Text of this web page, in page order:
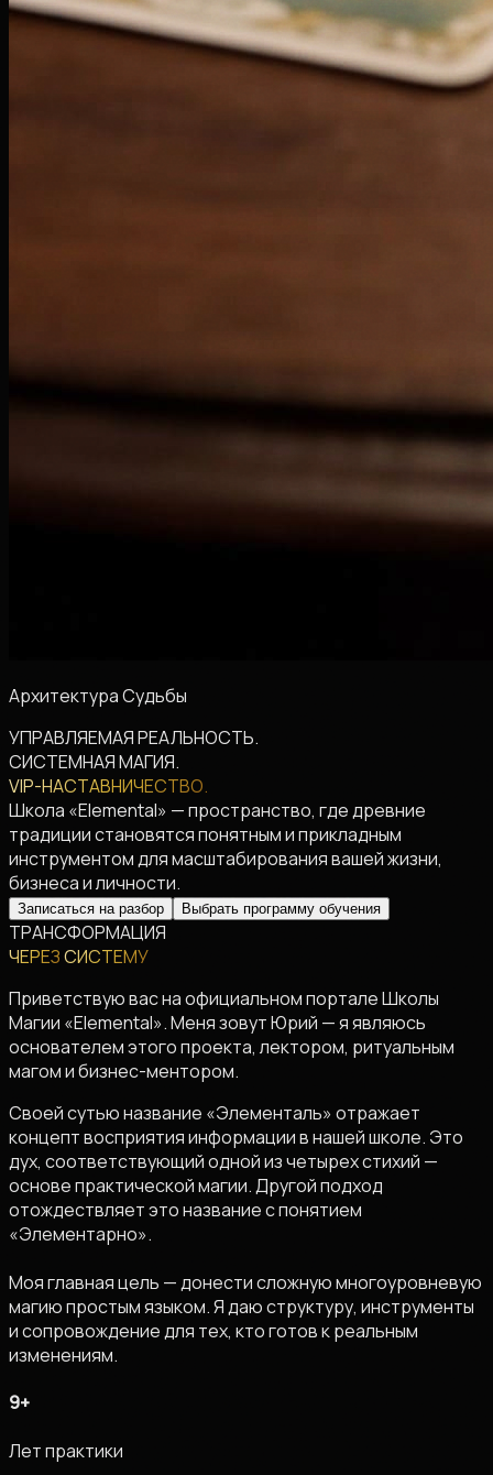
Архитектура Судьбы
УПРАВЛЯЕМАЯРЕАЛЬНОСТЬ.
СИСТЕМНАЯМАГИЯ.
VIP-НАСТАВНИЧЕСТВО.
Школа «Elemental» — пространство, где древние
традиции становятся понятным и прикладным
инструментом для масштабирования вашей жизни,
бизнеса и личности.
Записаться на разбор Выбрать программу обучения
ТРАНСФОРМАЦИЯ
ЧЕРЕЗСИСТЕМУ
Приветствую вас на официальном портале Школы
Магии «Elemental». Меня зовут Юрий — я являюсь
основателем этого проекта, лектором, ритуальным
магом и бизнес-ментором.
Своей сутью название «Элементаль» отражает
концепт восприятия информации в нашей школе. Это
дух, соответствующий одной из четырех стихий —
основе практической магии. Другой подход
отождествляет это название с понятием
«Элементарно».
Моя главная цель — донести сложную многоуровневую
магию простым языком. Я даю структуру, инструменты
и сопровождение для тех, кто готов к реальным
изменениям.
9+
Лет практики